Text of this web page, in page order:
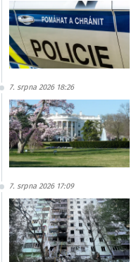
7. srpna 2026 18:26
7. srpna 2026 17:09